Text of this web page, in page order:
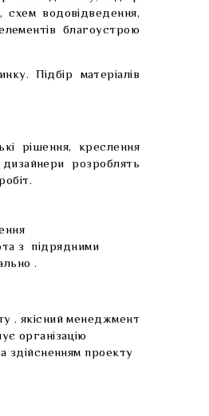
схем водовідведення,
благоустрою
Підбір матеріалів
рішення, креслення
розроблять
з підрядними
.
. якісний менеджмент
організацію
здійсненням проекту